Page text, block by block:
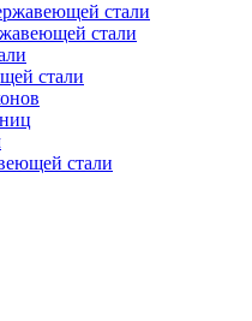
стали
стали
стали
стали